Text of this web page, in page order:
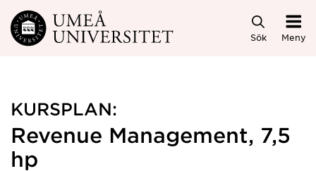
Hoppa direkt till innehållet
Sök Meny
KURSPLAN:
Revenue Management, 7,5
hp